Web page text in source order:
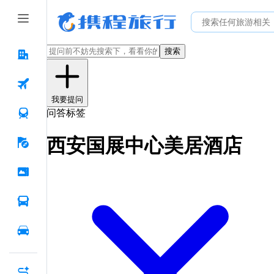
搜索
我要提问
问答标签
西安国展中心美居酒店